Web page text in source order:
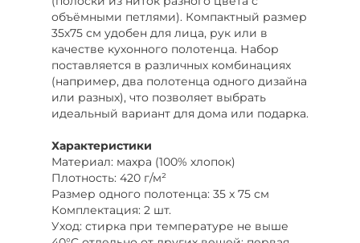
объёмными петлями). Компактный размер
35х75 см удобен для лица, рук или в
качестве кухонного полотенца. Набор
поставляется в различных комбинациях
(например, два полотенца одного дизайна
или разных), что позволяет выбрать
идеальный вариант для дома или подарка.
Характеристики
Материал: махра (100% хлопок)
Плотность: 420 г/м²
Размер одного полотенца: 35 x 75 см
Комплектация: 2 шт.
Уход: стирка при температуре не выше